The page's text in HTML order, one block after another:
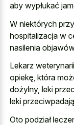
aby wypłukać
W niektórych
hospitalizacja w
nasilenia
Lekarz
opiekę, która
dożylny, leki
leki
Oto podział